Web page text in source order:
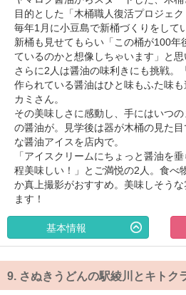
目的とした「木桶職人復活プロジェク
毎年1月に小豆島で新桶づくりをして
新桶も見せてもらい「この桶が100年
ているのかと想像しちゃいます」と思
さらに2人は醤油の味利きにも挑戦。
作られている醤油はひと味もふた味
カミさん。
その美味しさに感動し、手にはいつ
の醤油が。見学後は器が木桶の見た
な醤油アイスを店内で。
「アイスクリームにちょっと醤油を
程美味しい！」とご満悦の2人。食べ
か真上撮影がおすすめ。美味しそう
ます！
基本情報
9. さぬきうどんの駅綾川とキトク